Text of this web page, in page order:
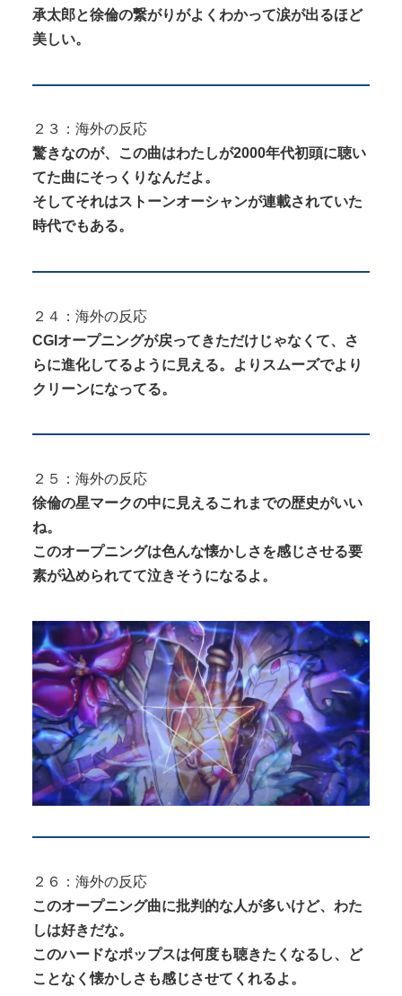
承太郎と徐倫の繋がりがよくわかって涙が出るほど
美しい。
２３：海外の反応
驚きなのが、この曲はわたしが2000年代初頭に聴い
てた曲にそっくりなんだよ。
そしてそれはストーンオーシャンが連載されていた
時代でもある。
２４：海外の反応
CGIオープニングが戻ってきただけじゃなくて、さ
らに進化してるように見える。よりスムーズでより
クリーンになってる。
２５：海外の反応
徐倫の星マークの中に見えるこれまでの歴史がいい
ね。
このオープニングは色んな懐かしさを感じさせる要
素が込められてて泣きそうになるよ。
２６：海外の反応
このオープニング曲に批判的な人が多いけど、わた
しは好きだな。
このハードなポップスは何度も聴きたくなるし、ど
ことなく懐かしさも感じさせてくれるよ。